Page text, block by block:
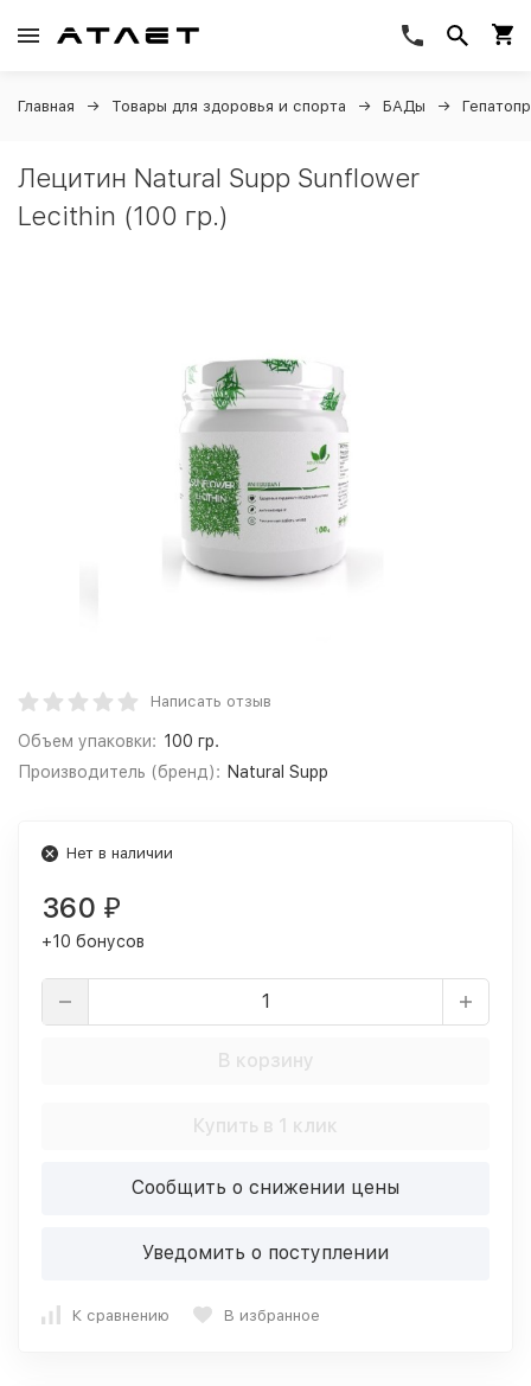
Главная Товары для здоровья и спорта БАДы
Лецитин Natural Supp Sunflower
Lecithin (100 гр.)
Написать отзыв
Объем упаковки: 100 гр.
Производитель (бренд): Natural Supp
Нет в наличии
360 ₽
+10 бонусов
В корзину
Купить в 1 клик
Сообщить о снижении цены
Уведомить о поступлении
К сравнению В избранное